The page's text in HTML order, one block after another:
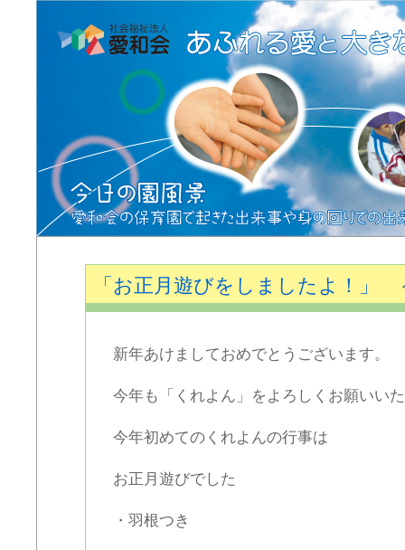
「お正月遊びをしましたよ！」
新年あけましておめでとうございます。
今年も「くれよん」をよろしくお願いい
今年初めてのくれよんの行事は
お正月遊びでした
・羽根つき